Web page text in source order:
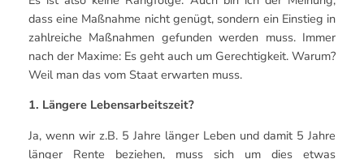
dass eine Maßnahme nicht genügt, sondern ein Einstieg in
zahlreiche Maßnahmen gefunden werden muss. Immer
nach der Maxime: Es geht auch um Gerechtigkeit. Warum?
Weil man das vom Staat erwarten muss.
1. Längere Lebensarbeitszeit?
Ja, wenn wir z.B. 5 Jahre länger Leben und damit 5 Jahre
länger Rente beziehen, muss sich um dies etwas